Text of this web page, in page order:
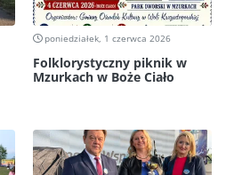
poniedziałek, 1 czerwca 2026
Folklorystyczny piknik w
Mzurkach w Boże Ciało